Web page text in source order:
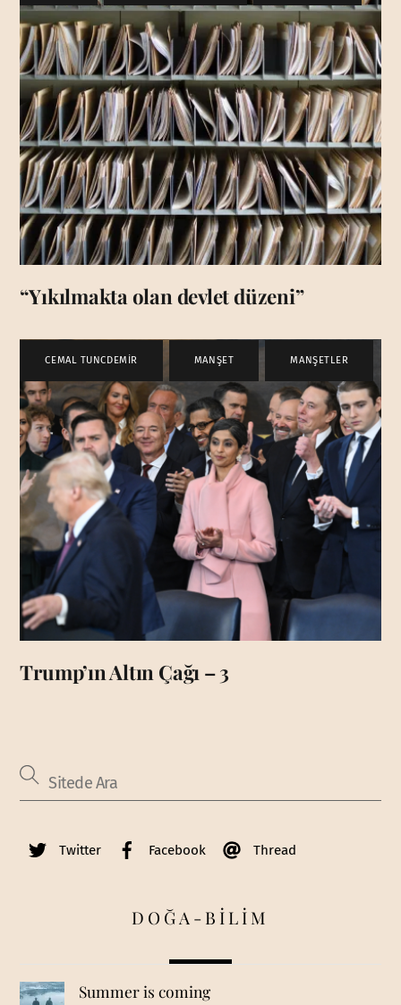
“Yıkılmakta olan devlet düzeni”
CEMAL TUNCDEMİR MANŞET MANŞETLER
Trump’ın Altın Çağı – 3
Twitter Facebook Thread
DOĞA-BİLİM
Summer is coming